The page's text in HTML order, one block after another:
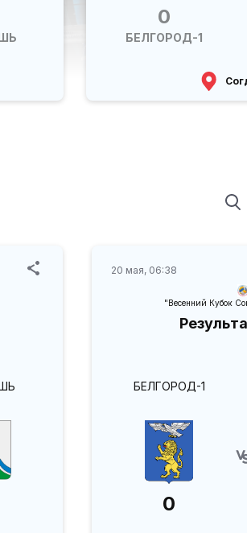
0
БЕЛГОРОД-1
20 мая, 06:38
"Весенний Кубок
БЕЛГОРОД-1
0